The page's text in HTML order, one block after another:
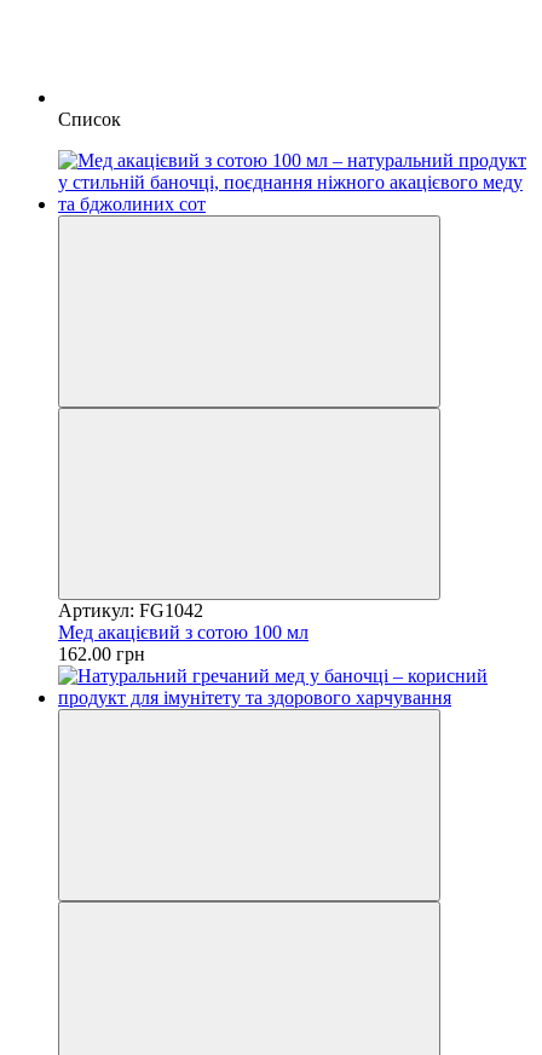
Список
Артикул: FG1042
Мед акацієвий з сотою 100 мл
162.00 грн